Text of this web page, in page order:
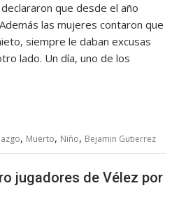
que desde el año
las mujeres contaron que
siempre le daban excusas
lado. Un día, uno de los
, Muerto, Niño, Bejamin Gutierrez
jugadores de Vélez por